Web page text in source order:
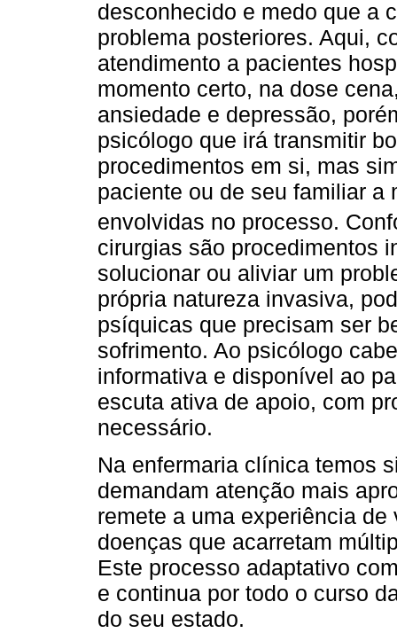
desconhecido e medo que a
problema posteriores. Aqui,
atendimento a pacientes
momento certo, na dose
ansiedade e depressão,
psicólogo que irá transmitir
procedimentos em si, mas
paciente ou de seu familiar a
envolvidas no processo.
cirurgias são procedimentos
solucionar ou aliviar um
própria natureza invasiva,
psíquicas que precisam ser
sofrimento. Ao psicólogo
informativa e disponível ao
escuta ativa de apoio, com
necessário.
Na enfermaria clínica temos
demandam atenção mais
remete a uma experiência
doenças que acarretam
Este processo adaptativo
e continua por todo o curso
do seu estado.